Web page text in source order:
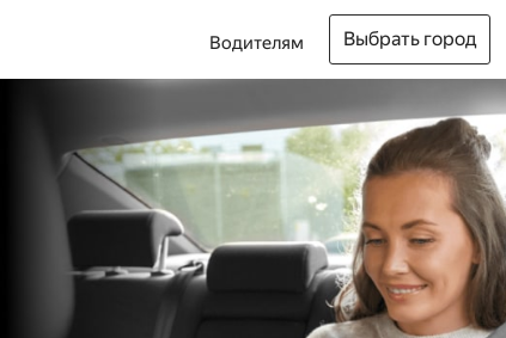
Водителям Выбрать город